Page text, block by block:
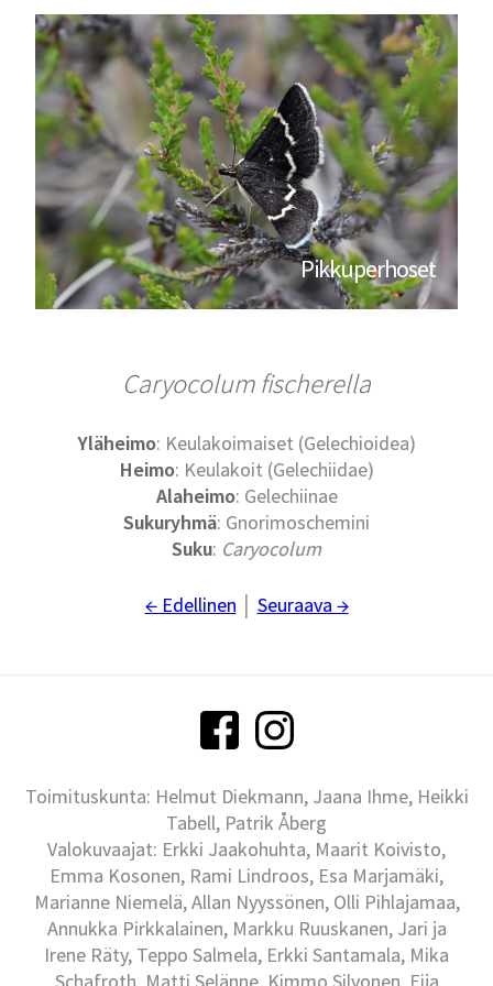
Pikkuperhoset
Caryocolum fischerella
Yläheimo: Keulakoimaiset (Gelechioidea)
Heimo: Keulakoit (Gelechiidae)
Alaheimo: Gelechiinae
Sukuryhmä: Gnorimoschemini
Suku: Caryocolum
← Edellinen Seuraava →
Toimituskunta: Helmut Diekmann, Jaana Ihme, Heikki
Tabell, Patrik Åberg
Valokuvaajat: Erkki Jaakohuhta, Maarit Koivisto,
Emma Kosonen, Rami Lindroos, Esa Marjamäki,
Marianne Niemelä, Allan Nyyssönen, Olli Pihlajamaa,
Annukka Pirkkalainen, Markku Ruuskanen, Jari ja
Irene Räty, Teppo Salmela, Erkki Santamala, Mika